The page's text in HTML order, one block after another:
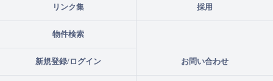
リンク集 採用
物件検索
新規登録/ログイン お問い合わせ